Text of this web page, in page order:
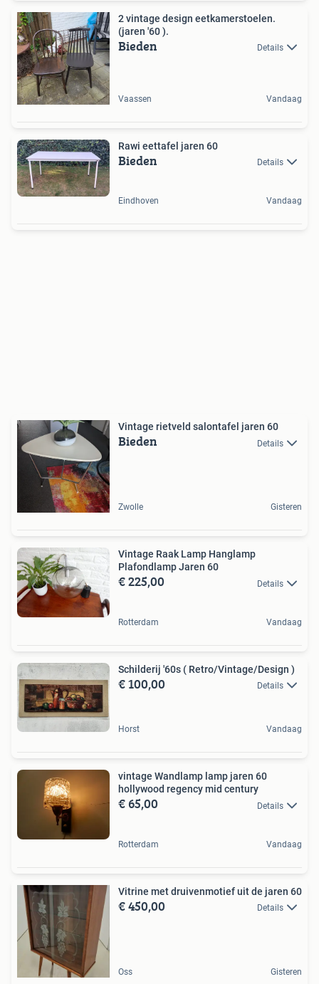
2 vintage design eetkamerstoelen.
(jaren '60 ).
Bieden Details
Vaassen Vandaag
Rawi eettafel jaren 60
Bieden Details
Eindhoven Vandaag
Vintage rietveld salontafel jaren 60
Bieden Details
Zwolle Gisteren
Vintage Raak Lamp Hanglamp
Plafondlamp Jaren 60
€ 225,00 Details
Rotterdam Vandaag
Schilderij '60s ( Retro/Vintage/Design )
€ 100,00 Details
Horst Vandaag
vintage Wandlamp lamp jaren 60
hollywood regency mid century
€ 65,00 Details
Rotterdam Vandaag
Vitrine met druivenmotief uit de jaren 60
€ 450,00 Details
Oss Gisteren